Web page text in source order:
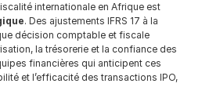
internationale en Afrique est
. Des ajustements IFRS 17 à la
décision comptable et fiscale
la trésorerie et la confiance des
financières qui anticipent ces
et l’efficacité des transactions IPO,